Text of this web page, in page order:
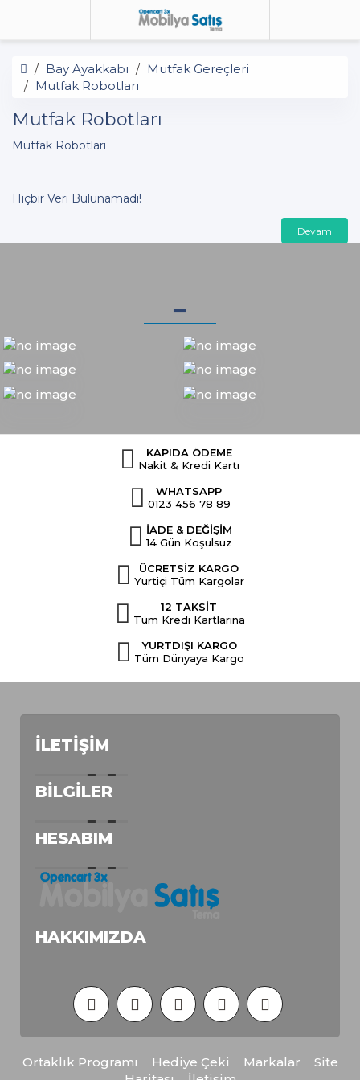
Bay Ayakkabı
Mutfak Gereçleri
Mutfak Robotları
Mutfak Robotları
Mutfak Robotları
Hiçbir Veri Bulunamadı!
Devam
KAPIDA ÖDEME
Nakit & Kredi Kartı
WHATSAPP
0123 456 78 89
İADE & DEĞİŞİM
14 Gün Koşulsuz
ÜCRETSİZ KARGO
Yurtiçi Tüm Kargolar
12 TAKSİT
Tüm Kredi Kartlarına
YURTDIŞI KARGO
Tüm Dünyaya Kargo
İLETIŞIM
BILGILER
HESABIM
HAKKIMIZDA
Ortaklık Programı Hediye Çeki Markalar
Site